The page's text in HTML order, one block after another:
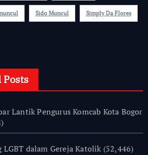
Sido Muncul Simply Da Flores
Posts
Lantik Pengurus Komcab Kota Bogor
dalam Gereja Katolik (52,446)